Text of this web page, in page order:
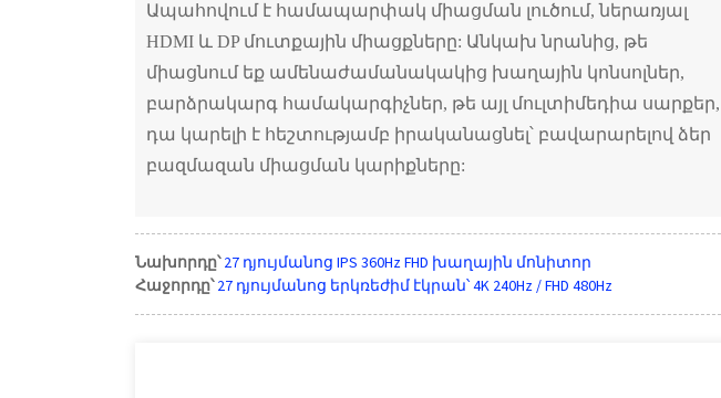
Ապահովում է համապարփակ միացման լուծում, ներառյալ
HDMI և DP մուտքային միացքները: Անկախ նրանից, թե
միացնում եք ամենաժամանակակից խաղային կոնսոլներ,
բարձրակարգ համակարգիչներ, թե այլ մուլտիմեդիա սարքեր,
դա կարելի է հեշտությամբ իրականացնել՝ բավարարելով ձեր
բազմազան միացման կարիքները:
Նախորդը՝ 27 դյույմանոց IPS 360Hz FHD խաղային մոնիտոր
Հաջորդը՝ 27 դյույմանոց երկռեժիմ էկրան՝ 4K 240Hz / FHD 480Hz